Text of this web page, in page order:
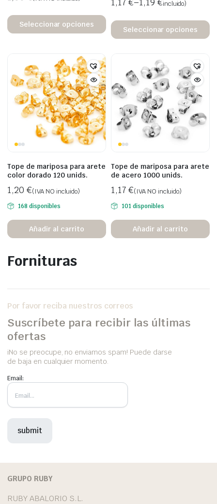
Seleccionar opciones
incluido)
Seleccionar opciones
Tope de mariposa para arete
color dorado 120 unids.
1,20 €(IVA NO incluido)
168 disponibles
Añadir al carrito
Tope de mariposa para arete
de acero 1000 unids.
1,17 €(IVA NO incluido)
101 disponibles
Añadir al carrito
Fornituras
Por favor reciba nuestros correos
Suscríbete para recibir las últimas
ofertas
iNo se preocupe, no enviamos spam! Puede darse
de baja en cualquier momento.
Email:
GRUPO RUBY
RUBY ABALORIO S.L.